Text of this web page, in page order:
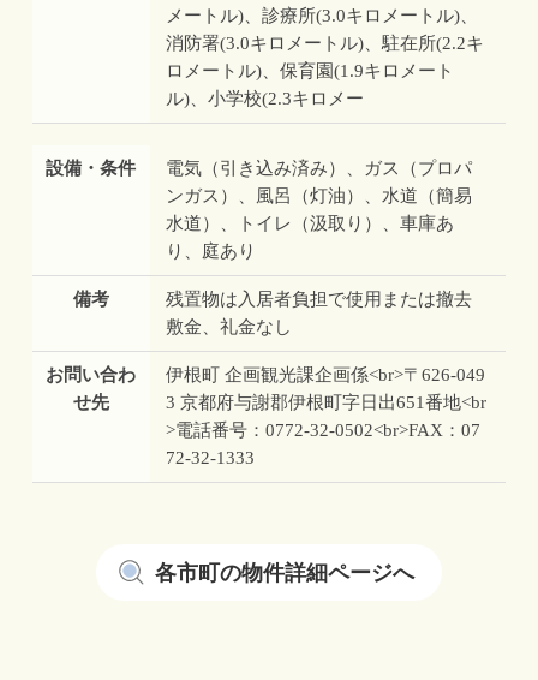
メートル)、診療所(3.0キロメートル)、
消防署(3.0キロメートル)、駐在所(2.2キ
ロメートル)、保育園(1.9キロメート
ル)、小学校(2.3キロメー
設備・条件
電気（引き込み済み）、ガス（プロパ
ンガス）、風呂（灯油）、水道（簡易
水道）、トイレ（汲取り）、車庫あ
り、庭あり
備考
残置物は入居者負担で使用または撤去
敷金、礼金なし
お問い合わ
せ先
伊根町 企画観光課企画係<br>〒626-049
3 京都府与謝郡伊根町字日出651番地<br
>電話番号：0772-32-0502<br>FAX：07
72-32-1333
各市町の物件詳細ページへ